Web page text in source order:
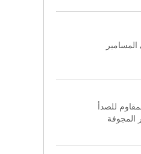
المسامير
للصدأ
المجوفة